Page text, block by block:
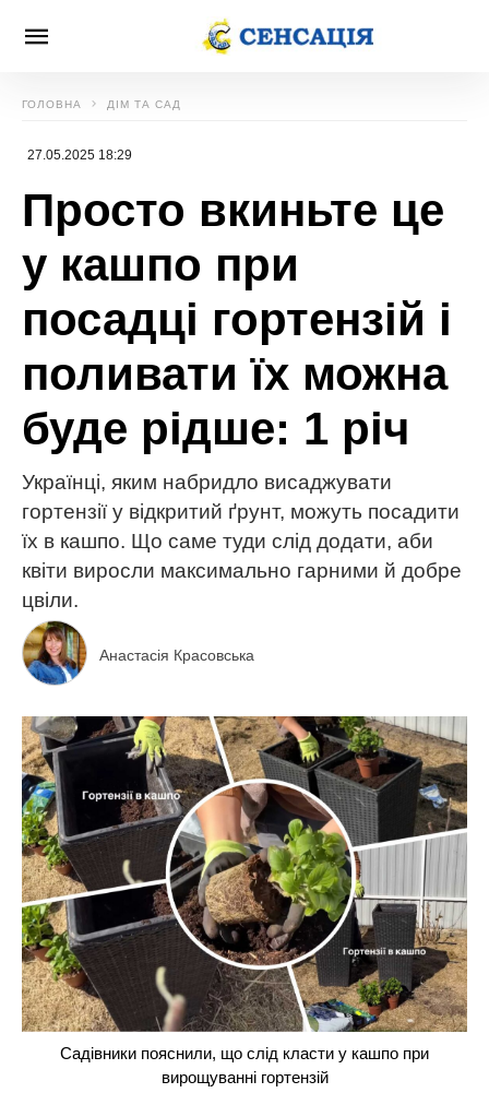
ГОЛОВНА ДІМ ТА САД
27.05.2025 18:29
Просто вкиньте це
у кашпо при
посадці гортензій і
поливати їх можна
буде рідше: 1 річ
Українці, яким набридло висаджувати
гортензії у відкритий ґрунт, можуть посадити
їх в кашпо. Що саме туди слід додати, аби
квіти виросли максимально гарними й добре
цвіли.
Анастасія Красовська
Садівники пояснили, що слід класти у кашпо при
вирощуванні гортензій